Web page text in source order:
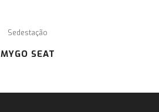
Sedestação
MYGO SEAT